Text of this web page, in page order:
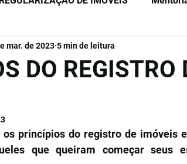
Registro de Imóveis
DO REGISTRO
mar. de 2023 5 min de leitura
princípios do registro de imóveis
que queiram começar seus